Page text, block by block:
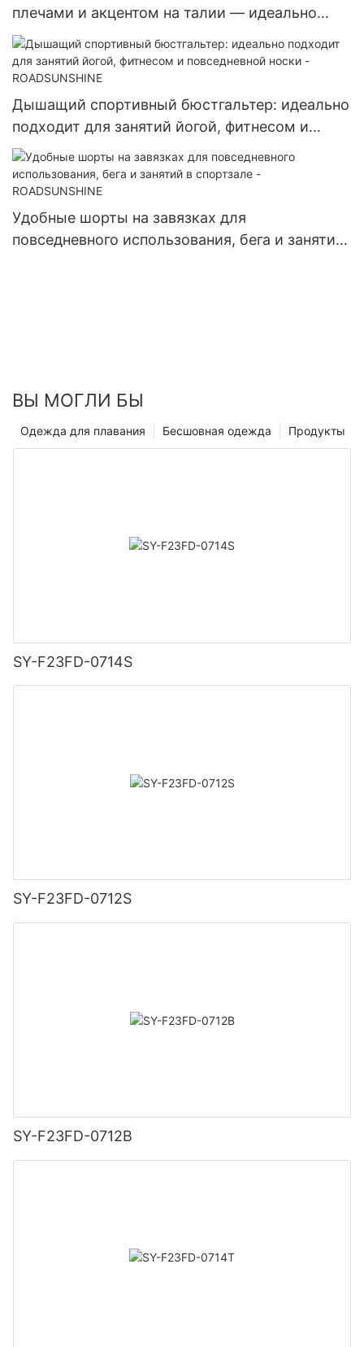
плечами и акцентом на талии — идеально
подходит для повседневного ношения —
ROADSUNSHINE
Дышащий спортивный бюстгальтер: идеально
подходит для занятий йогой, фитнесом и
повседневной носки - ROADSUNSHINE
Удобные шорты на завязках для
повседневного использования, бега и занятий
ВЫ МОГЛИ БЫ
Продукты
Бесшовная одежда
Одежда для плавания
SY-F23FD-0714S
SY-F23FD-0712S
SY-F23FD-0712B